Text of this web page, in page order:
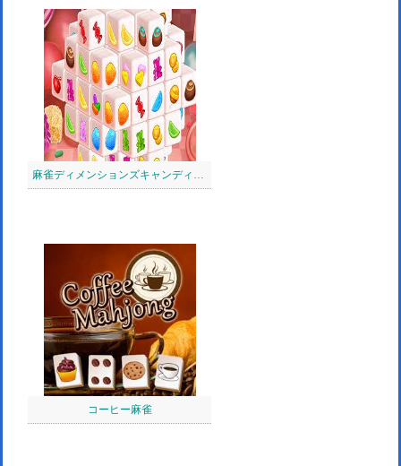
麻雀ディメンションズキャンディ：640秒
コーヒー麻雀